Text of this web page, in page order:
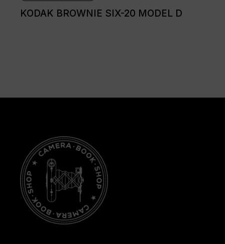
KODAK BROWNIE SIX-20 MODEL D